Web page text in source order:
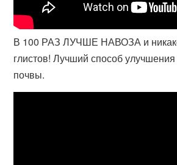
В 100 РАЗ ЛУЧШЕ НАВОЗА и
глистов! Лучший способ
почвы.